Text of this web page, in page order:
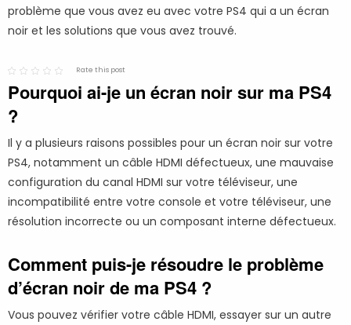
problème que vous avez eu avec votre PS4 qui a un écran
noir et les solutions que vous avez trouvé.
Rate this post
Pourquoi ai-je un écran noir sur ma PS4
?
Il y a plusieurs raisons possibles pour un écran noir sur votre
PS4, notamment un câble HDMI défectueux, une mauvaise
configuration du canal HDMI sur votre téléviseur, une
incompatibilité entre votre console et votre téléviseur, une
résolution incorrecte ou un composant interne défectueux.
Comment puis-je résoudre le problème
d’écran noir de ma PS4 ?
Vous pouvez vérifier votre câble HDMI, essayer sur un autre